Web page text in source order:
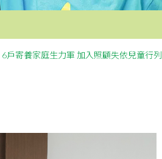
6戶寄養家庭生力軍 加入照顧失依兒童行列